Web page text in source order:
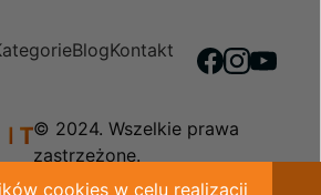
cookies w celu realizacji
BlogKontakt
© 2024. Wszelkie prawa
zastrzeżone.